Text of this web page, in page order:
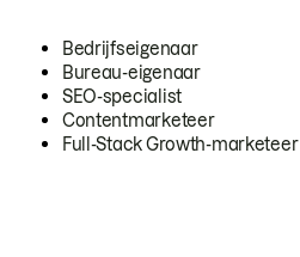
Bedrijfseigenaar
Bureau-eigenaar
SEO-specialist
Contentmarketeer
Full-Stack Growth-marketeer